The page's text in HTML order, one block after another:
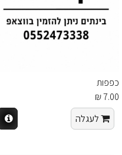
כפפות
7.00 ₪
לעגלה